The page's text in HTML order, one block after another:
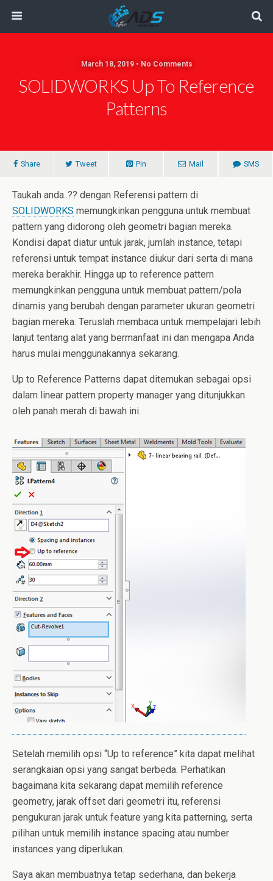
March 18, 2019 • No Comments
SOLIDWORKS Up To Reference
Patterns
Share Tweet Pin Mail SMS
Taukah anda..?? dengan Referensi pattern di
SOLIDWORKS memungkinkan pengguna untuk membuat
pattern yang didorong oleh geometri bagian mereka.
Kondisi dapat diatur untuk jarak, jumlah instance, tetapi
referensi untuk tempat instance diukur dari serta di mana
mereka berakhir. Hingga up to reference pattern
memungkinkan pengguna untuk membuat pattern/pola
dinamis yang berubah dengan parameter ukuran geometri
bagian mereka. Teruslah membaca untuk mempelajari lebih
lanjut tentang alat yang bermanfaat ini dan mengapa Anda
harus mulai menggunakannya sekarang.
Up to Reference Patterns dapat ditemukan sebagai opsi
dalam linear pattern property manager yang ditunjukkan
oleh panah merah di bawah ini.
Setelah memilih opsi “Up to reference” kita dapat melihat
serangkaian opsi yang sangat berbeda. Perhatikan
bagaimana kita sekarang dapat memilih reference
geometry, jarak offset dari geometri itu, referensi
pengukuran jarak untuk feature yang kita patterning, serta
pilihan untuk memilih instance spacing atau number
instances yang diperlukan.
Saya akan membuatnya tetap sederhana, dan bekerja